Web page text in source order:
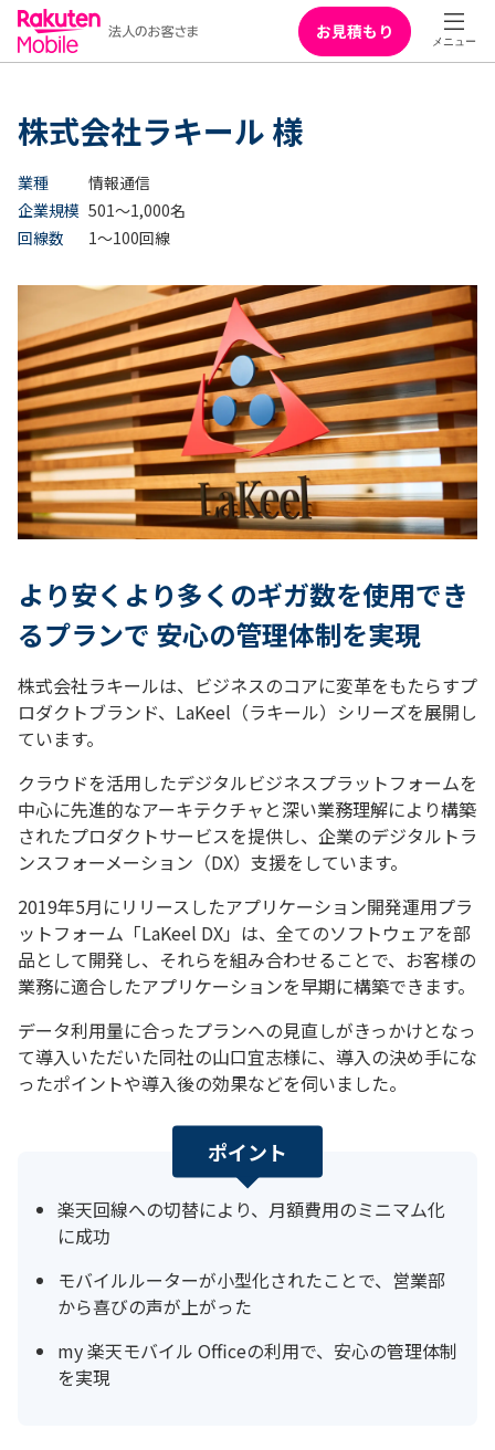
お見積もり
株式会社ラキール 様
業種
情報通信
企業規模 501～1,000名
回線数
1～100回線
より安くより多くのギガ数を使用でき
るプランで 安心の管理体制を実現
株式会社ラキールは、ビジネスのコアに変革をもたらすプ
ロダクトブランド、LaKeel（ラキール）シリーズを展開し
ています。
クラウドを活用したデジタルビジネスプラットフォームを
中心に先進的なアーキテクチャと深い業務理解により構築
されたプロダクトサービスを提供し、企業のデジタルトラ
ンスフォーメーション（DX）支援をしています。
2019年5月にリリースしたアプリケーション開発運用プラ
ットフォーム「LaKeel DX」は、全てのソフトウェアを部
品として開発し、それらを組み合わせることで、お客様の
業務に適合したアプリケーションを早期に構築できます。
データ利用量に合ったプランへの見直しがきっかけとなっ
て導入いただいた同社の山口宜志様に、導入の決め手にな
ったポイントや導入後の効果などを伺いました。
ポイント
楽天回線への切替により、月額費用のミニマム化
に成功
モバイルルーターが小型化されたことで、営業部
から喜びの声が上がった
my 楽天モバイル Officeの利用で、安心の管理体制
を実現